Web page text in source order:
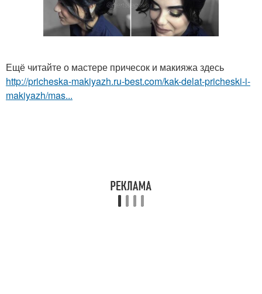
Ещё читайте о мастере причесок и макияжа здесь
http://pricheska-makiyazh.ru-best.com/kak-delat-pricheski-i-
makiyazh/mas...